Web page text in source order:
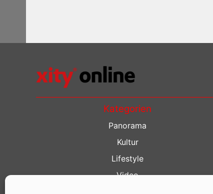
Kategorien
Panorama
Kultur
Lifestyle
Video